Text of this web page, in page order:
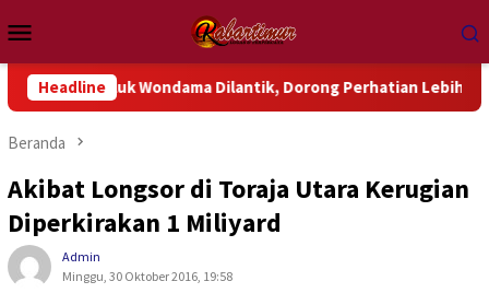
ke
kontenMobile
Headline
Teluk Wondama Dilantik, Dorong Perhatian Lebih Serius
Beranda
Akibat Longsor di Toraja Utara Kerugian
Diperkirakan 1 Miliyard
Admin
Minggu, 30 Oktober 2016, 19:58